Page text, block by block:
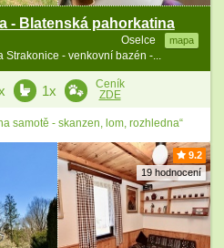
- Blatenská pahorkatina
Oselce mapa
- venkovní bazén -...
1x
Ceník
ZDE
samotě - skanzen, lom, rozhledna“
9.2
19 hodnocení